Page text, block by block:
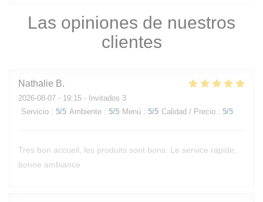
Las opiniones de nuestros
clientes
Nathalie B
2026-08-07 - 19:15 - Invitados 3
Servicio : 5/5 Ambiente : 5/5 Menú : 5/5 Calidad / Precio : 5/5
Tres bon accueil, les produits sont bons. Le service rapide,
bonne ambiance